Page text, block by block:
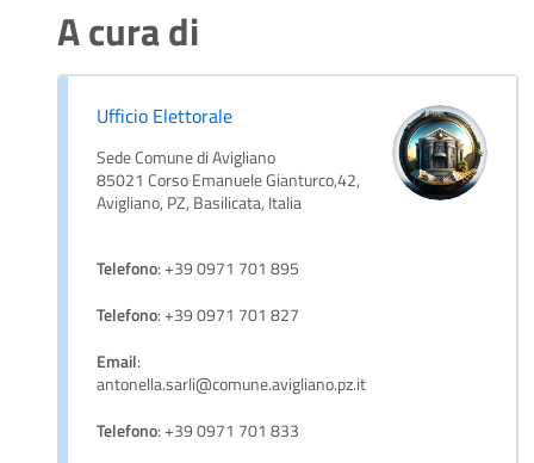
A cura di
Ufficio Elettorale
Sede Comune di Avigliano
85021 Corso Emanuele Gianturco,42,
Avigliano, PZ, Basilicata, Italia
Telefono: +39 0971 701 895
Telefono: +39 0971 701 827
Email:
antonella.sarli@comune.avigliano.pz.it
Telefono: +39 0971 701 833